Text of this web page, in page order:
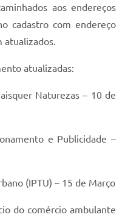
aos endereços
cadastro com endereço
atualizados.
atualizadas:
Naturezas – 10 de
e Publicidade –
(IPTU) – 15 de Março
do comércio ambulante